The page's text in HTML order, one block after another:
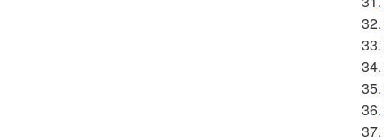
32.
33.
34.
35.
36.
37.